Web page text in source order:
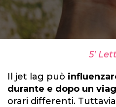
5'
Il jet lag può
durante e dopo un
orari differenti.